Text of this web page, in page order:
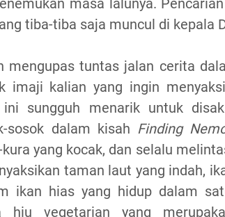
tiba-tiba saja muncul di kepala
mengupas tuntas jalan cerita
imaji kalian yang ingin
sungguh menarik untuk
sosok dalam kisah Finding
yang kocak, dan selalu
taman laut yang indah,
ikan hias yang hidup dalam
hiu vegetarian yang